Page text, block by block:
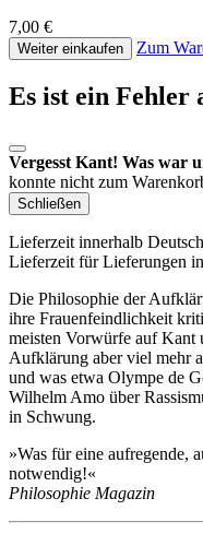
7,00 €
Weiter einkaufen Zum
Es ist ein Fehler
Vergesst Kant! Was war
konnte nicht zum
Schließen
Lieferzeit innerhalb
Lieferzeit für Lieferungen
Die Philosophie der
ihre Frauenfeindlichkeit
meisten Vorwürfe auf Kant
Aufklärung aber viel mehr
und was etwa Olympe de
Wilhelm Amo über
in Schwung.
»Was für eine aufregende,
notwendig!«
Philosophie Magazin